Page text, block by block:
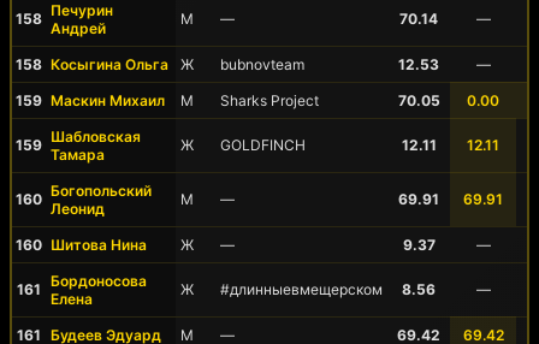
158 Печурин
Андрей
М — 70.14 —
158 Косыгина Ольга Ж bubnovteam 12.53
—
159 Маскин Михаил М Sharks Project 70.05 0.00
159 Шабловская
Тамара
Ж GOLDFINCH 12.11 12.11
160 Богопольский
Леонид
М — 69.91 69.91
160 Шитова Нина Ж — 9.37 —
161 Бордоносова
Елена
Ж #длинныевмещерском 8.56 —
161 Будеев Эдуард М — 69.42 69.42